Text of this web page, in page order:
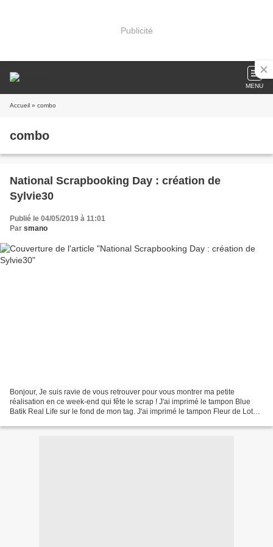
Publicité
MENU
Accueil » combo
combo
National Scrapbooking Day : création de
Sylvie30
Publié le 04/05/2019 à 11:01
Par smano
Bonjour, Je suis ravie de vous retrouver pour vous montrer ma petite
réalisation en ce week-end qui fête le scrap ! J'ai imprimé le tampon Blue
Batik Real Life sur le fond de mon tag. J'ai imprimé le tampon Fleur de Lotus